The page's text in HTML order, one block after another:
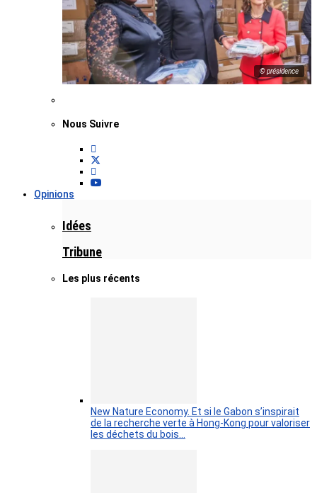
© présidence
Nous Suivre
Opinions
Idées
Tribune
Les plus récents
New Nature Economy. Et si le Gabon s’inspirait
de la recherche verte à Hong-Kong pour valoriser
les déchets du bois…